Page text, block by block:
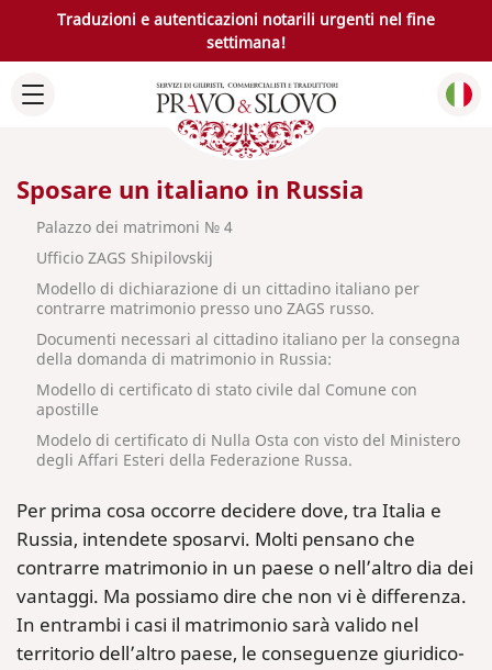
Traduzioni e autenticazioni notarili urgenti nel fine
settimana!
Sposare un italiano in Russia
Palazzo dei matrimoni № 4
Ufficio ZAGS Shipilovskij
Modello di dichiarazione di un cittadino italiano per
contrarre matrimonio presso uno ZAGS russo.
Documenti necessari al cittadino italiano per la consegna
della domanda di matrimonio in Russia:
Modello di certificato di stato civile dal Comune con
apostille
Modelo di certificato di Nulla Osta con visto del Ministero
degli Affari Esteri della Federazione Russa.
Per prima cosa occorre decidere dove, tra Italia e
Russia, intendete sposarvi. Molti pensano che
contrarre matrimonio in un paese o nell’altro dia dei
vantaggi. Ma possiamo dire che non vi è differenza.
In entrambi i casi il matrimonio sarà valido nel
territorio dell’altro paese, le conseguenze giuridico-